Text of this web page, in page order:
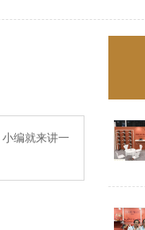
编就来讲一